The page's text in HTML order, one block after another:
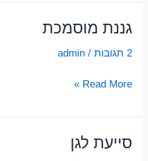
מעשביה
גננת מוסמכת
2 תגובות /
admin
גננת
Read More »
סייעת לגן